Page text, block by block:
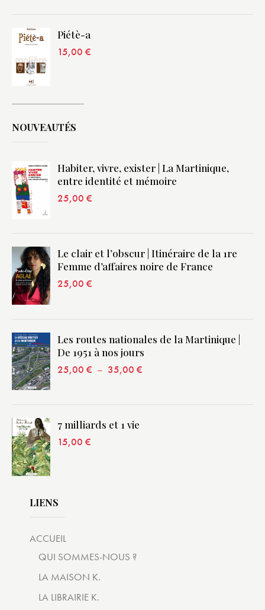
Piétè-a
15,00 €
NOUVEAUTÉS
Habiter, vivre, exister | La Martinique,
entre identité et mémoire
25,00 €
Le clair et l’obscur | Itinéraire de la 1re
Femme d’affaires noire de France
25,00 €
Les routes nationales de la Martinique |
De 1951 à nos jours
25,00 € – 35,00 €
7 milliards et 1 vie
15,00 €
LIENS
ACCUEIL
QUI SOMMES-NOUS ?
LA MAISON K.
LA LIBRAIRIE K.